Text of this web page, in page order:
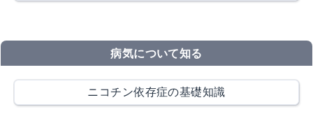
病気について知る
ニコチン依存症の基礎知識